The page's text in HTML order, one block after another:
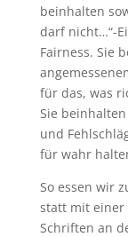
beinhalten
darf nicht…“-
Fairness. Sie
für das, was
Sie
und
für wahr
So essen wir
statt mit einer
Schriften an